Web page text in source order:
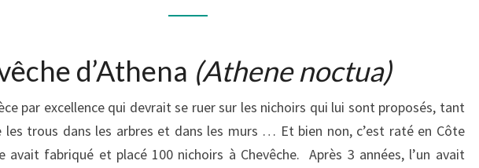
d’Athena (Athene noctua)
par excellence qui devrait se ruer sur les nichoirs qui lui sont proposés, tant
les trous dans les arbres et dans les murs … Et bien non, c’est raté en Côte
avait fabriqué et placé 100 nichoirs à Chevêche. Après 3 années, l’un avait